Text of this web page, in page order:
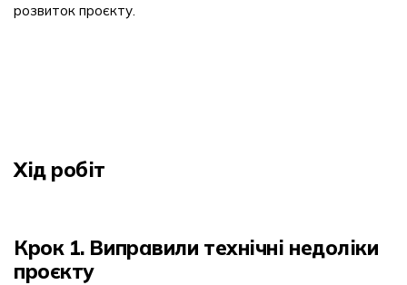
розвиток проєкту.
Хід робіт
Крок 1. Виправили технічні недоліки
проєкту